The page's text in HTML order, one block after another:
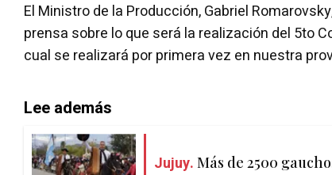
El Ministro de la Producción, Gabriel
prensa sobre lo que será la realización del 5to
cual se realizará por primera vez en nuestra
Lee además
Jujuy. Más de 2500